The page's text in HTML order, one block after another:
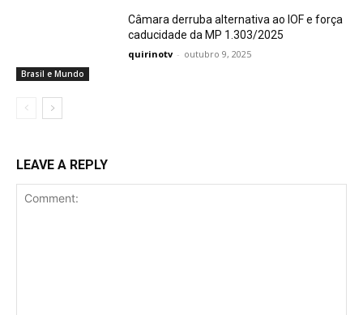
Brasil e Mundo
Câmara derruba alternativa ao IOF e força
caducidade da MP 1.303/2025
quirinotv - outubro 9, 2025
LEAVE A REPLY